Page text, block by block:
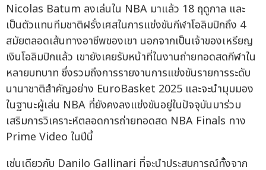
Nicolas Batum ลงเล่นใน NBA มาแล้ว 18 ฤดูกาล และ
เป็นตัวแทนทีมชาติฝรั่งเศสในการแข่งขันกีฬาโอลิมปิกถึง 4
สมัยตลอดเส้นทางอาชีพของเขา นอกจากเป็นเจ้าของเหรียญ
เงินโอลิมปิกแล้ว เขายังเคยรับหน้าที่ในงานถ่ายทอดสดกีฬาใน
หลายบทบาท ซึ่งรวมถึงการรายงานการแข่งขันรายการระดับ
นานาชาติสำคัญอย่าง EuroBasket 2025 และจะนำมุมมอง
ในฐานะผู้เล่น NBA ที่ยังคงลงแข่งขันอยู่ในปัจจุบันมาร่วม
เสริมการวิเคราะห์ตลอดการถ่ายทอดสด NBA Finals ทาง
Prime Video ในปีนี้
เช่นเดียวกับ Danilo Gallinari ที่จะนำประสบการณ์ทั้งจาก